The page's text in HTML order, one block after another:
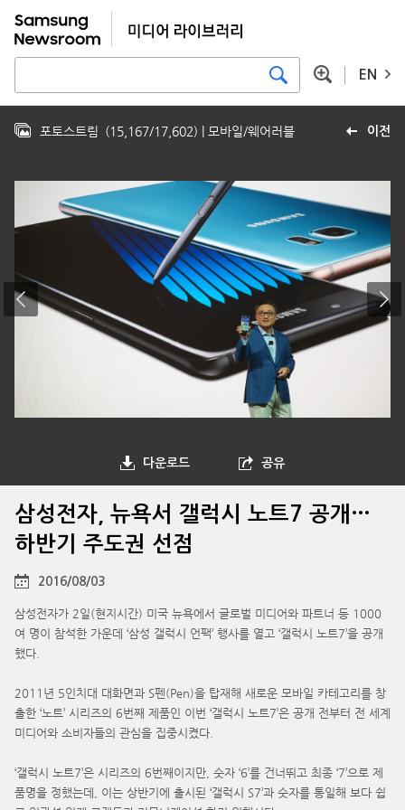
EN
이전
포토스트림 (15,167/17,602) | 모바일/웨어러블
다운로드 공유
삼성전자, 뉴욕서 갤럭시 노트7 공개…
하반기 주도권 선점
2016/08/03
삼성전자가 2일(현지시간) 미국 뉴욕에서 글로벌 미디어와 파트너 등 1000
여 명이 참석한 가운데 ‘삼성 갤럭시 언팩’ 행사를 열고 ‘갤럭시 노트7’을 공개
했다.
2011년 5인치대 대화면과 S펜(Pen)을 탑재해 새로운 모바일 카테고리를 창
출한 ‘노트’ 시리즈의 6번째 제품인 이번 ‘갤럭시 노트7’은 공개 전부터 전 세계
미디어와 소비자들의 관심을 집중시켰다.
‘갤럭시 노트7’은 시리즈의 6번째이지만, 숫자 ‘6’를 건너뛰고 최종 ‘7’으로 제
품명을 정했는데, 이는 상반기에 출시된 ‘갤럭시 S7’과 숫자를 통일해 보다 쉽